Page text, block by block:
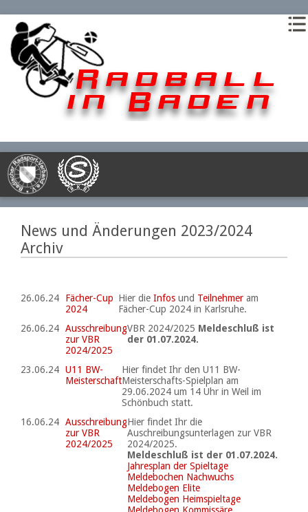
News und Änderungen 2023/2024
Archiv
26.06.24
Fächer-Cup
2024
Hier die Infos und Teilnehmer am
Fächer-Cup 2024 in Karlsruhe.
26.06.24 Ausschreibung
zur VBR
2024/2025
VBR 2024/2025 Meldeschluß ist
der 01.07.2024.
23.06.24 U11 BW-
Meisterschaft
Hier findet Ihr den U11 BW-
Meisterschafts-Spielplan am
29.06.2024 um 14 Uhr in Weil im
Schönbuch statt.
16.06.24 Ausschreibung
zur VBR
2024/2025
Hier findet Ihr die
Auschreibungsunterlagen zur VBR
2024/2025.
Meldeschluß ist der 01.07.2024.
Jahresplan der Spieltage
Meldebochen Nachwuchs
Meldebogen Elite
Meldebogen Heimspieltage